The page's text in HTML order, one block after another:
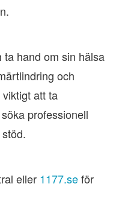
hand om sin hälsa
och
att ta
professionell
eller 1177.seför